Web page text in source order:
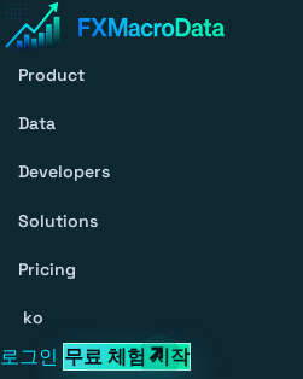
Product
Data
Developers
Solutions
Pricing
ko
로그인 무료 체험 시작